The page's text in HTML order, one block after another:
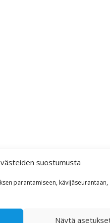
suostumusta
parantamiseen, kävijäseurantaan,
Näytä